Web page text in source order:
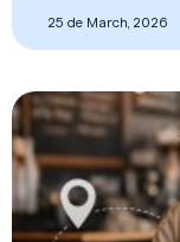
25 de March, 2026